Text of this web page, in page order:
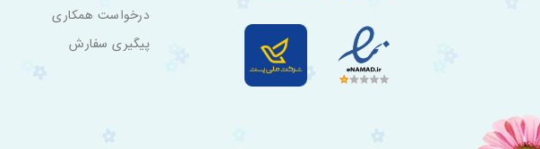
درخواست همکاری
پیگیری سفارش